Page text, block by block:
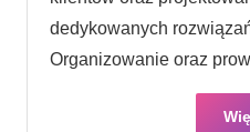
dedykowanych
Organizowanie oraz